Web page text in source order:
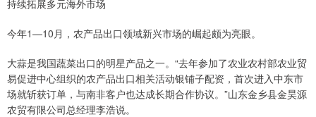
持续拓展多元海外市场
今年1—10月，农产品出口领域新兴市场的崛起颇为亮眼。
大蒜是我国蔬菜出口的明星产品之一。“去年参加了农业农村部农业贸
易促进中心组织的农产品出口相关活动银铺子配资，首次进入中东市
场就斩获订单，与南非客户也达成长期合作协议。”山东金乡县金昊源
农贸有限公司总经理李浩说。